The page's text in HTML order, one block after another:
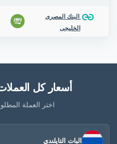
البنك المصرى
الخليجى
أسعار كل
اختر العملة
البات التايلندي